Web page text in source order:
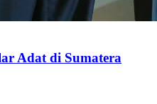
Adat di Sumatera